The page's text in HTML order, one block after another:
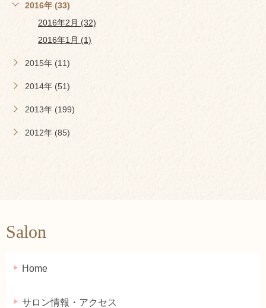
2016年 (33)
2016年2月 (32)
2016年1月 (1)
2015年 (11)
2014年 (51)
2013年 (199)
2012年 (85)
Salon
Home
サロン情報・アクセス